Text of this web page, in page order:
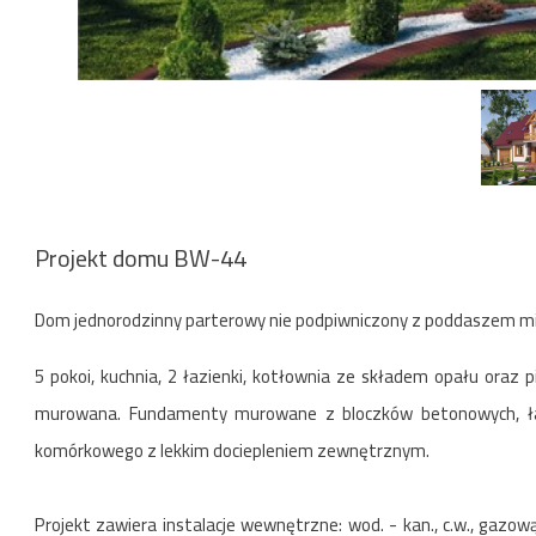
Projekt domu BW-44
Dom jednorodzinny parterowy nie podpiwniczony z poddaszem
5 pokoi, kuchnia, 2 łazienki, kotłownia ze składem opału
murowana. Fundamenty murowane z bloczków
komórkowego z lekkim dociepleniem zewnętrznym.
Projekt zawiera instalacje wewnętrzne: wod. - kan., c.w.,